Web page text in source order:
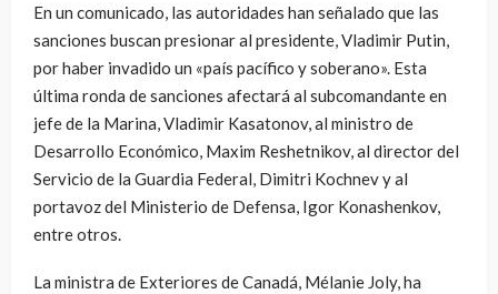
En un comunicado, las autoridades han señalado que las
sanciones buscan presionar al presidente, Vladimir Putin,
por haber invadido un «país pacífico y soberano». Esta
última ronda de sanciones afectará al subcomandante en
jefe de la Marina, Vladimir Kasatonov, al ministro de
Desarrollo Económico, Maxim Reshetnikov, al director del
Servicio de la Guardia Federal, Dimitri Kochnev y al
portavoz del Ministerio de Defensa, Igor Konashenkov,
entre otros.
La ministra de Exteriores de Canadá, Mélanie Joly, ha